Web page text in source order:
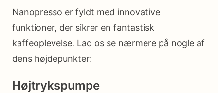
Nanopresso er fyldt med innovative
funktioner, der sikrer en fantastisk
kaffeoplevelse. Lad os se nærmere på nogle af
dens højdepunkter:
Højtrykspumpe